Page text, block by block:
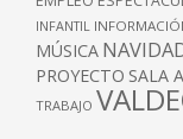
INFANTIL
MÚSICA
PROYECTO SALA
TRABAJO